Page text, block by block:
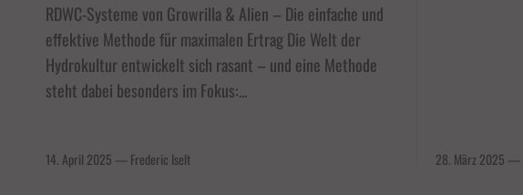
RDWC-Systeme von Growrilla & Alien – Die einfache und
effektive Methode für maximalen Ertrag Die Welt der
Hydrokultur entwickelt sich rasant – und eine Methode
steht dabei besonders im Fokus:...
14. April 2025 — Frederic Iselt 28. März 2025 —